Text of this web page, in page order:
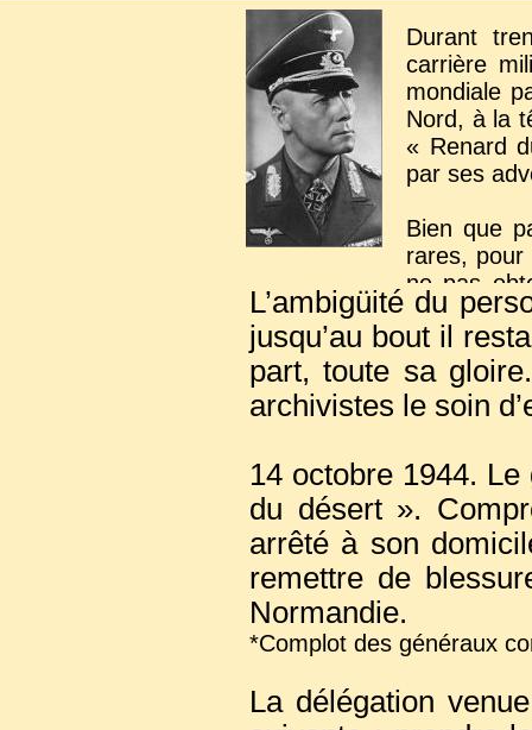
Durant
carrière
mondiale
Nord, à la
« Renard
par ses
Bien que
rares,
ne pas
ces
implication
être
L’ambigüité du
jusqu’au bout il
part, toute sa
archivistes le soin
14 octobre 1944.
du désert ».
arrêté à son
remettre de
Normandie.
*Complot des généraux
La délégation